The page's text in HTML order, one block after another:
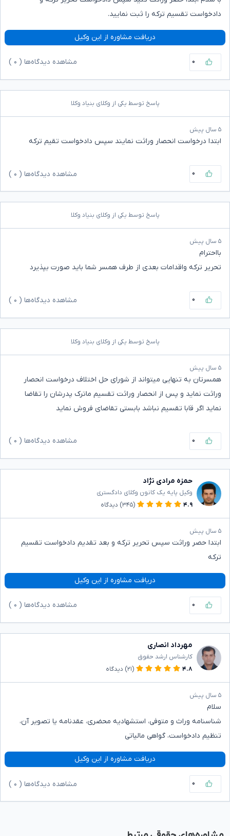
دادخواست تقسیم ترکه را ثبت نمایید.
دریافت مشاوره از این وکیل
۰ مشاهده دیدگاه‌ها ( ۰
پاسخ توسط یکی از وکلای بنیاد وکلا
۵ سال پیش
ابتدا درخواست انحصار وراثت نمایند سپس دادخواست تقیم ترکه
۰ مشاهده دیدگاه‌ها ( ۰
پاسخ توسط یکی از وکلای بنیاد وکلا
۵ سال پیش
بااحترام
تحریر ترکه واقدامات بعدی از طرف همسر شما باید صورت بپذیرد
۰ مشاهده دیدگاه‌ها ( ۰
پاسخ توسط یکی از وکلای بنیاد وکلا
۵ سال پیش
همسرتان به تنهایی میتواند از شورای حل اختلاف درخواست انحصار
وراثت نماید و پس از انحصار وراثت تقسیم ماترک پدرشان را تقاضا
نماید اگر قابا تقسیم نباشد بابستی تقاضای فروش نماید
۰ مشاهده دیدگاه‌ها ( ۰
حمزه مرادی نژاد
وکیل پایه یک کانون وکلای دادگستری
۴.۹
(۳۴۵) دیدگاه
۵ سال پیش
ابتدا حصر وراثت سپس تحریر ترکه و بعد تقدیم دادخواست تقسیم
ترکه
دریافت مشاوره از این وکیل
۰ مشاهده دیدگاه‌ها ( ۰
مهرداد انصاری
کارشناس ارشد حقوق
۴.۸
(۲۱) دیدگاه
۵ سال پیش
سلام
شناسنامه وراث و متوفی، استشهادیه محضری، عقدنامه یا تصویر آن،
تنظیم دادخواست، گواهی مالیاتی
دریافت مشاوره از این وکیل
۰ مشاهده دیدگاه‌ها ( ۰